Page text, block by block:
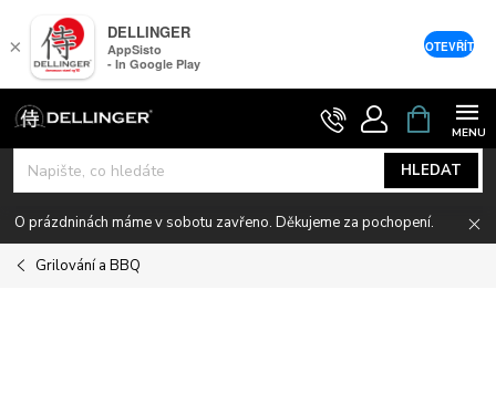
Přejít
na
obsah
HLEDAT
NÁKUPNÍ
KOŠÍK
O prázdninách máme v sobotu zavřeno. Děkujeme za pochopení.
Grilování a BBQ
×
DELLINGER
AppSisto
- In Google Play
OTEVŘÍT